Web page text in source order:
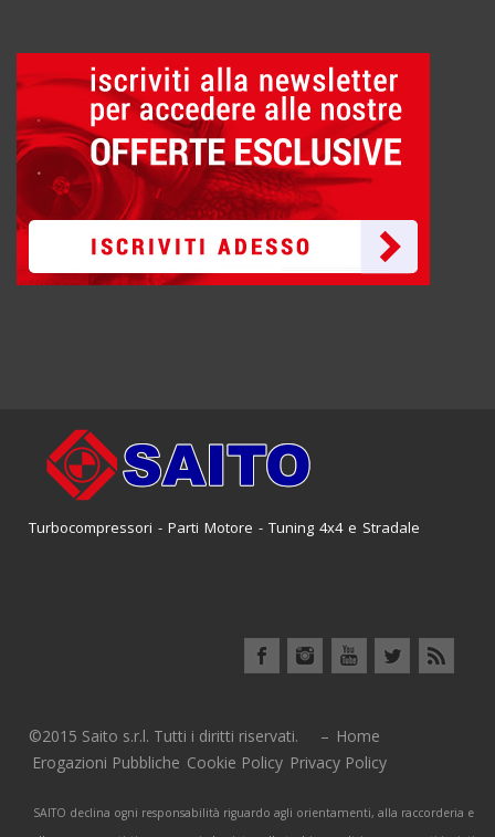
Turbocompressori - Parti Motore - Tuning 4x4 e Stradale
©2015 Saito s.r.l. Tutti i diritti riservati. – Home
Erogazioni Pubbliche Cookie Policy Privacy Policy
SAITO declina ogni responsabilità riguardo agli orientamenti, alla raccorderia e